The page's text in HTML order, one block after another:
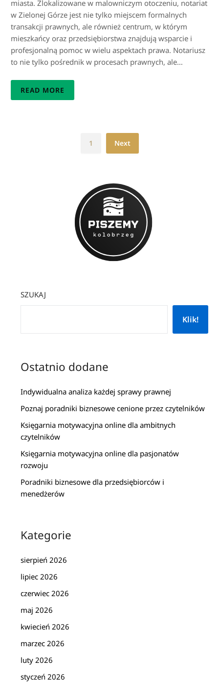
miasta. Zlokalizowane w malowniczym otoczeniu, notariat
w Zielonej Górze jest nie tylko miejscem formalnych
transakcji prawnych, ale również centrum, w którym
mieszkańcy oraz przedsiębiorstwa znajdują wsparcie i
profesjonalną pomoc w wielu aspektach prawa. Notariusz
to nie tylko pośrednik w procesach prawnych, ale…
READ MORE
1 Next
SZUKAJ
Klik!
Ostatnio dodane
Indywidualna analiza każdej sprawy prawnej
Poznaj poradniki biznesowe cenione przez czytelników
Księgarnia motywacyjna online dla ambitnych
czytelników
Księgarnia motywacyjna online dla pasjonatów
rozwoju
Poradniki biznesowe dla przedsiębiorców i
menedżerów
Kategorie
sierpień 2026
lipiec 2026
czerwiec 2026
maj 2026
kwiecień 2026
marzec 2026
luty 2026
styczeń 2026